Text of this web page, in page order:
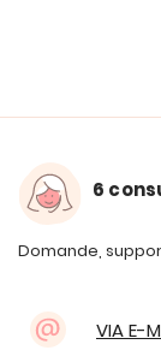
6
Domande,
VIA E-